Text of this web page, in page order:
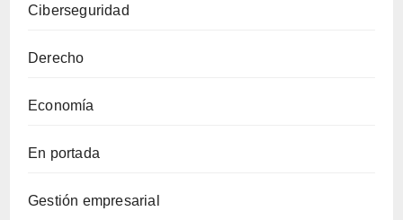
Ciberseguridad
Derecho
Economía
En portada
Gestión empresarial